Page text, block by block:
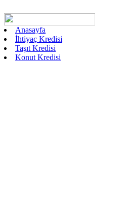
Anasayfa
İhtiyaç Kredisi
Taşıt Kredisi
Konut Kredisi